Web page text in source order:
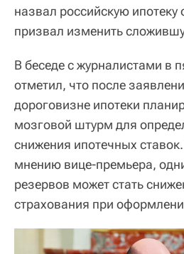
назвал российскую ипотеку
призвал изменить
В беседе с журналистами в
отметил, что после
дороговизне ипотеки
мозговой штурм для
снижения ипотечных
мнению вице-премьера,
резервов может стать
страхования при